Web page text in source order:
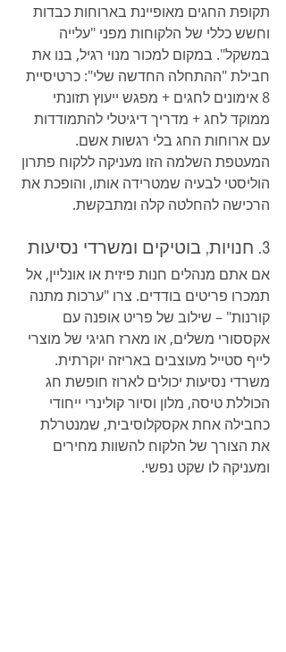
תקופת החגים מאופיינת בארוחות כבדות
וחשש כללי של הלקוחות מפני "עלייה
במשקל". במקום למכור מנוי רגיל, בנו את
חבילת "ההתחלה החדשה שלי": כרטיסיית
8 אימונים לחגים + מפגש ייעוץ תזונתי
ממוקד לחג + מדריך דיגיטלי להתמודדות
עם ארוחות החג בלי רגשות אשם.
המעטפת השלמה הזו מעניקה ללקוח פתרון
הוליסטי לבעיה שמטרידה אותו, והופכת את
הרכישה להחלטה קלה ומתבקשת.
3. חנויות, בוטיקים ומשרדי נסיעות
אם אתם מנהלים חנות פיזית או אונליין, אל
תמכרו פריטים בודדים. צרו "ערכות מתנה
קורנות" – שילוב של פריט אופנה עם
אקססורי משלים, או מארז חגיגי של מוצרי
לייף סטייל מעוצבים באריזה יוקרתית.
משרדי נסיעות יכולים לארוז חופשת חג
הכוללת טיסה, מלון וסיור קולינרי ייחודי
כחבילה אחת אקסקלוסיבית, שמנטרלת
את הצורך של הלקוח להשוות מחירים
ומעניקה לו שקט נפשי.